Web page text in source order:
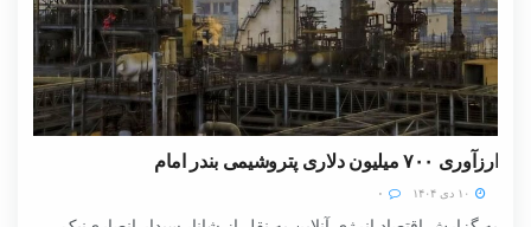
ارزآوری ۷۰۰ میلیون دلاری پتروشیمی بندر امام